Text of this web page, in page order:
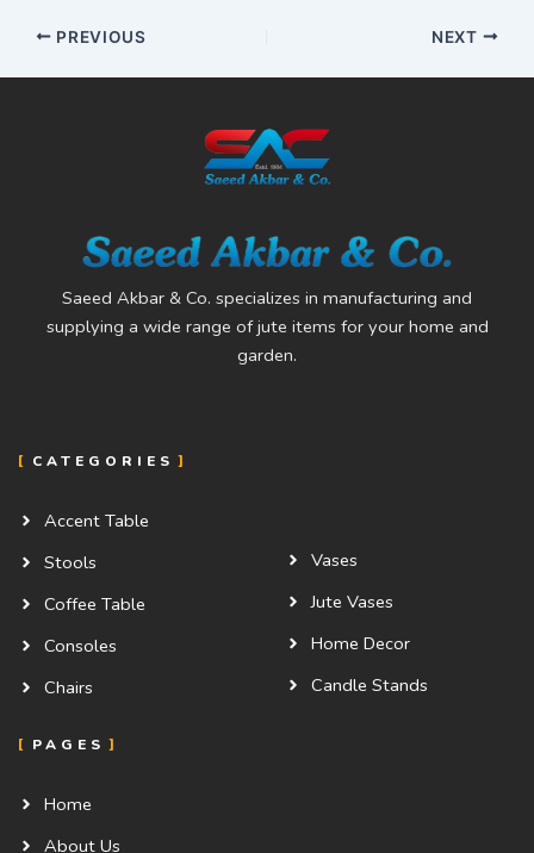
PREVIOUS NEXT
Saeed Akbar & Co. specializes in manufacturing and
supplying a wide range of jute items for your home and
garden.
CATEGORIES
Accent Table
Stools
Coffee Table
Consoles
Chairs
Vases
Jute Vases
Home Decor
Candle Stands
PAGES
Home
About Us